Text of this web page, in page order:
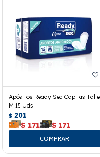
Apósitos Ready Sec Capitas Talle
M 15 Uds.
$ 201
$ 171 $ 171